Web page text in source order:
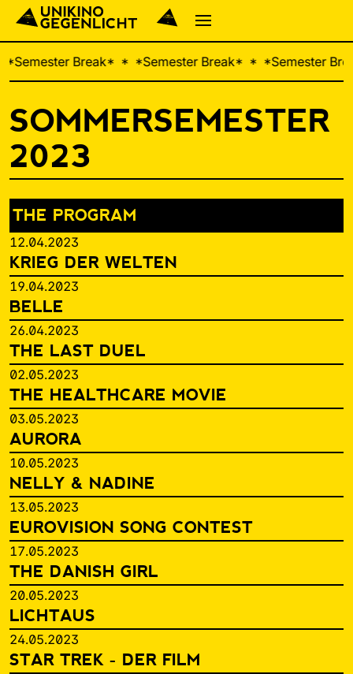
Semester Break  Semester Break  Semester
SOMMERSEMESTER
2023
THE PROGRAM
12.04.2023
KRIEG DER WELTEN
19.04.2023
BELLE
26.04.2023
THE LAST DUEL
02.05.2023
THE HEALTHCARE MOVIE
03.05.2023
AURORA
10.05.2023
NELLY & NADINE
13.05.2023
EUROVISION SONG CONTEST
17.05.2023
THE DANISH GIRL
20.05.2023
LICHTAUS
24.05.2023
STAR TREK - DER FILM